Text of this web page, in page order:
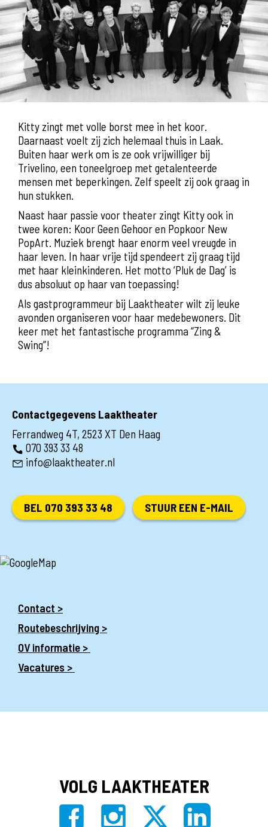
Kitty zingt met volle borst mee in het koor.
Daarnaast voelt zij zich helemaal thuis in Laak.
Buiten haar werk om is ze ook vrijwilliger bij
Trivelino, een toneelgroep met getalenteerde
mensen met beperkingen. Zelf speelt zij ook graag in
hun stukken.
Naast haar passie voor theater zingt Kitty ook in
twee koren: Koor Geen Gehoor en Popkoor New
PopArt. Muziek brengt haar enorm veel vreugde in
haar leven. In haar vrije tijd spendeert zij graag tijd
met haar kleinkinderen. Het motto ‘Pluk de Dag’ is
dus absoluut op haar van toepassing!
Als gastprogrammeur bij Laaktheater wilt zij leuke
avonden organiseren voor haar medebewoners. Dit
keer met het fantastische programma “Zing &
Swing”!
Contactgegevens Laaktheater
Ferrandweg 4T, 2523 XT Den Haag
070 393 33 48
info@laaktheater.nl
BEL 070 393 33 48 STUUR EEN E-MAIL
Contact >
Routebeschrijving >
OV informatie >
Vacatures >
VOLG LAAKTHEATER